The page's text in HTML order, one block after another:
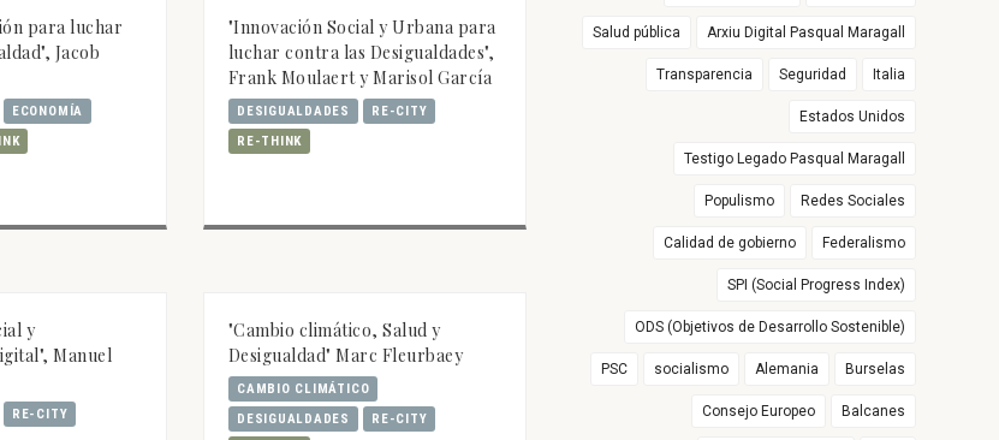
para luchar
Jacob
ECONOMÍA
"Innovación Social y Urbana para
luchar contra las Desigualdades",
Frank Moulaert y Marisol García
DESIGUALDADES
RE-CITY
RE-THINK
y
Manuel
RE-CITY
"Cambio climático, Salud y
Desigualdad" Marc Fleurbaey
CAMBIO CLIMÁTICO
DESIGUALDADES
RE-CITY
Salud pública Arxiu Digital Pasqual Maragall
Transparencia Seguridad Italia
Estados Unidos
Testigo Legado Pasqual Maragall
Populismo Redes Sociales
Calidad de gobierno Federalismo
SPI (Social Progress Index)
ODS (Objetivos de Desarrollo Sostenible)
PSC socialismo Alemania Burselas
Consejo Europeo Balcanes